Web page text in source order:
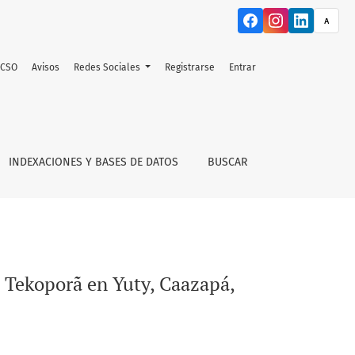
A
INDEXACIONES Y BASES DE DATOS BUSCAR
Avisos Redes Sociales Registrarse Entrar
en Yuty, Caazapá,